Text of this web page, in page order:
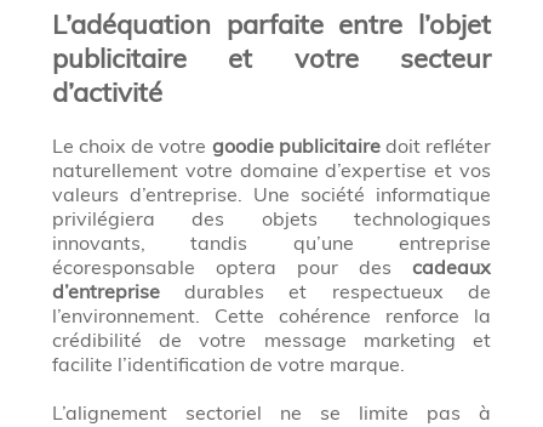
L’adéquation parfaite entre l’objet
publicitaire et votre secteur
d’activité
Le choix de votre goodie publicitairedoit refléter
naturellement votre domaine d’expertise et vos
valeurs d’entreprise. Une société informatique
privilégiera des objets technologiques
innovants, tandis qu’une entreprise
écoresponsable optera pour descadeaux
d’entreprisedurables et respectueux de
l’environnement. Cette cohérence renforce la
crédibilité de votre message marketing et
facilite l’identification de votre marque.
L’alignement sectoriel ne se limite pas à